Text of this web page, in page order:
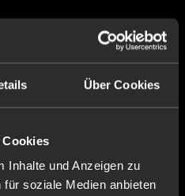
Über Cookies
Cookies
Inhalte und Anzeigen zu
soziale Medien anbieten
X,XX€
registrieren